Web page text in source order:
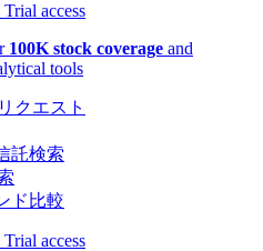
Trial access
100K stock coverage and
tools
クエスト
託検索
ド比較
Trial access